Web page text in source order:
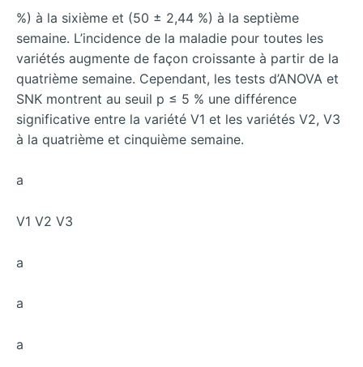
%) à la sixième et (50 ± 2,44 %) à la septième
semaine. L’incidence de la maladie pour toutes les
variétés augmente de façon croissante à partir de la
quatrième semaine. Cependant, les tests d’ANOVA et
SNK montrent au seuil p ≤ 5 % une différence
significative entre la variété V1 et les variétés V2, V3
à la quatrième et cinquième semaine.
a
V1 V2 V3
a
a
a